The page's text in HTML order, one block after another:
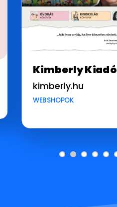
Kimberly Kiadó
kimberly.hu
WEBSHOPOK